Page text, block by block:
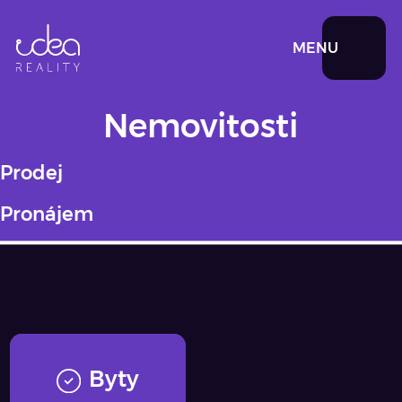
MENU
Nemovitosti
Prodej
Pronájem
Check mark circle white
Byty